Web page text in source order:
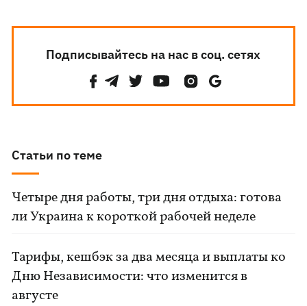
Подписывайтесь на нас в соц. сетях
Статьи по теме
Четыре дня работы, три дня отдыха: готова
ли Украина к короткой рабочей неделе
Тарифы, кешбэк за два месяца и выплаты ко
Дню Независимости: что изменится в
августе